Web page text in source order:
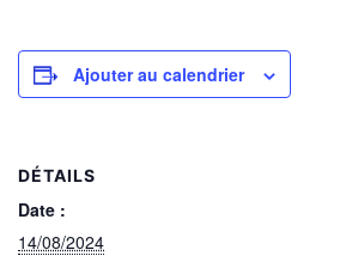
Ajouter au calendrier
DÉTAILS
Date :
14/08/2024